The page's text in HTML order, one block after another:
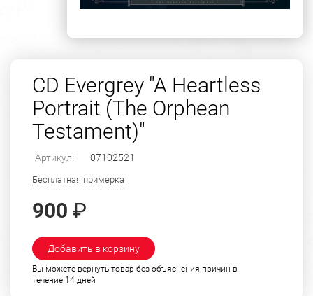
CD Evergrey "A Heartless
Portrait (The Orphean
Testament)"
Артикул: 07102521
Бесплатная примерка
900 ₽
Добавить в корзину
Вы можете вернуть товар без объяснения причин в
течение 14 дней